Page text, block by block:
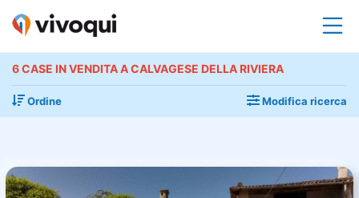
6 CASE IN VENDITA A CALVAGESE DELLA RIVIERA
Ordine Modifica ricerca